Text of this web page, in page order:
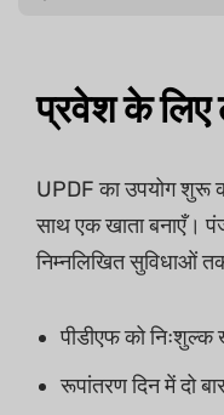
प्रवेश के लिए
UPDF का उपयोग शुरू
साथ एक खाता बनाएँ।
निम्नलिखित सुविधाओं
पीडीएफ को
रूपांतरण दिन में दो